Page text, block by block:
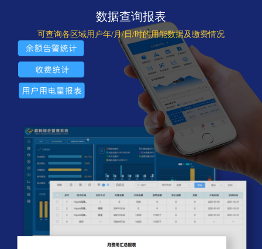
数据查询报表
可查询各区域用户年/月/日/时的用能数据及缴费情况